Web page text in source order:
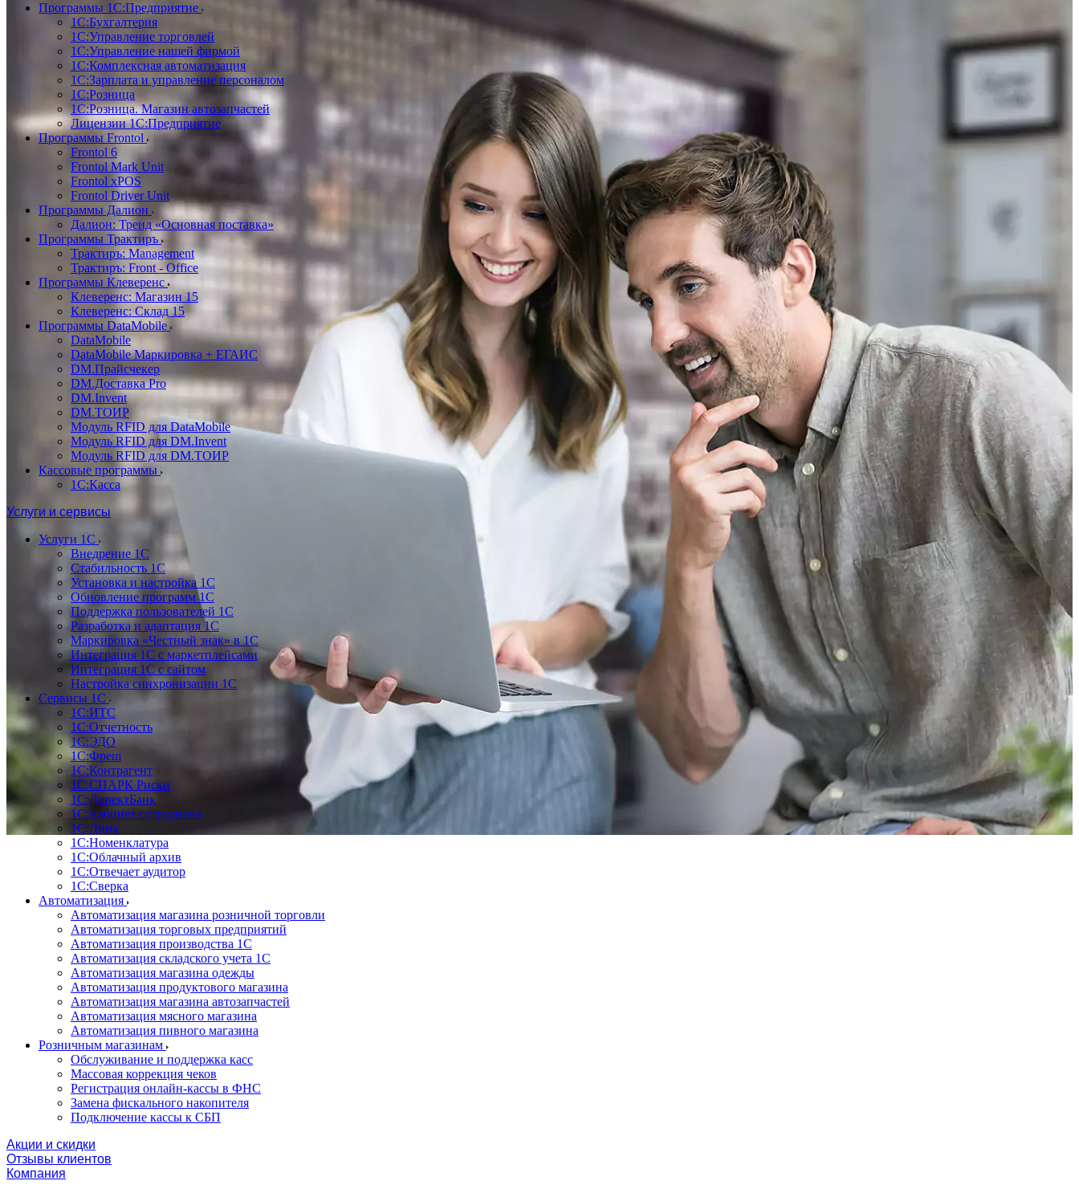
Программы 1С:Предприятие
1С:Бухгалтерия
1С:Управление торговлей
1С:Управление нашей фирмой
1С:Комплексная автоматизация
1С:Зарплата и управление персоналом
1С:Розница
1С:Розница. Магазин автозапчастей
Лицензии 1С:Предприятие
Программы Frontol
Frontol 6
Frontol Mark Unit
Frontol xPOS
Frontol Driver Unit
Программы Далион
Далион: Тренд «Основная поставка»
Программы Трактиръ
Трактиръ: Management
Трактиръ: Front - Office
Программы Клеверенс
Клеверенс: Магазин 15
Клеверенс: Склад 15
Программы DataMobile
DataMobile
DataMobile Маркировка + ЕГАИС
DM.Прайсчекер
DM.Доставка Pro
DM.Invent
DM.ТОИР
Модуль RFID для DataMobile
Модуль RFID для DM.Invent
Модуль RFID для DM.ТОИР
Кассовые программы
1С:Касса
Услуги и сервисы
Услуги 1С
Внедрение 1С
Стабильность 1С
Установка и настройка 1С
Обновление программ 1С
Поддержка пользователей 1С
Разработка и адаптация 1С
Маркировка «Честный знак» в 1С
Интеграция 1С с маркетплейсами
Интеграция 1С с сайтом
Настройка синхронизации 1С
Сервисы 1С
1С:ИТС
1С:Отчетность
1С:ЭДО
1С:Фреш
1С:Контрагент
1С:CПАРК Риски
1С:ДиректБанк
1С:Кабинет сотрудника
1С:Линк
1С:Номенклатура
1С:Облачный архив
1С:Отвечает аудитор
1С:Сверка
Автоматизация
Автоматизация магазина розничной торговли
Автоматизация торговых предприятий
Автоматизация производства 1С
Автоматизация складского учета 1C
Автоматизация магазина одежды
Автоматизация продуктового магазина
Автоматизация магазина автозапчастей
Автоматизация мясного магазина
Автоматизация пивного магазина
Розничным магазинам
Обслуживание и поддержка касс
Массовая коррекция чеков
Регистрация онлайн-кассы в ФНС
Замена фискального накопителя
Подключение кассы к СБП
Акции и скидки
Отзывы клиентов
Компания